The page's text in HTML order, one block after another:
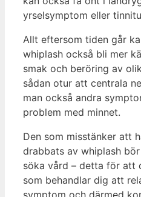
yrselsymptom eller
Allt eftersom tiden går
whiplash också bli mer
smak och beröring av
sådan otur att centrala
man också andra
problem med minnet.
Den som misstänker att
drabbats av whiplash
söka vård – detta för att
som behandlar dig att
symptom och därmed